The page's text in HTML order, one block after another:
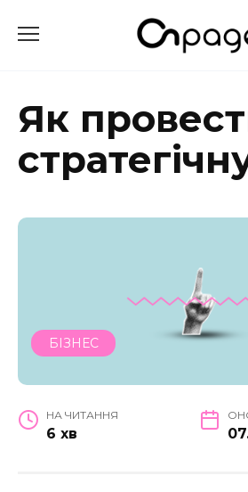
до
Як
БІЗНЕС
НА ЧИТАННЯ
6 хв